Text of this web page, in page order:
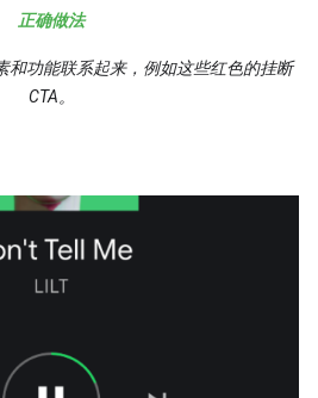
正确做法
和功能联系起来，例如这些红色的挂断
CTA。